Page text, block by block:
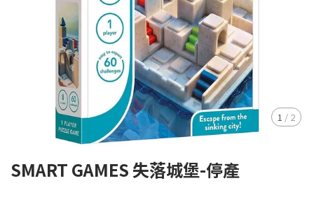
1 / 2
SMART GAMES 失落城堡-停產